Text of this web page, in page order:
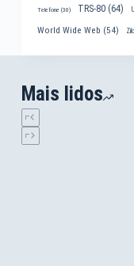
Telefone (30) TRS-80(64)
World Wide Web (54)
Mais lidos